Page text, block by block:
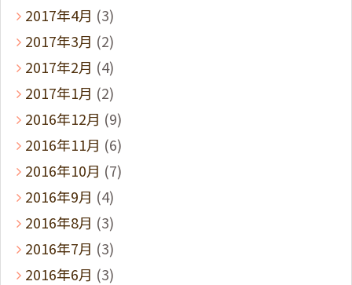
2017年4月 (3)
2017年3月 (2)
2017年2月 (4)
2017年1月 (2)
2016年12月 (9)
2016年11月 (6)
2016年10月 (7)
2016年9月 (4)
2016年8月 (3)
2016年7月 (3)
2016年6月 (3)